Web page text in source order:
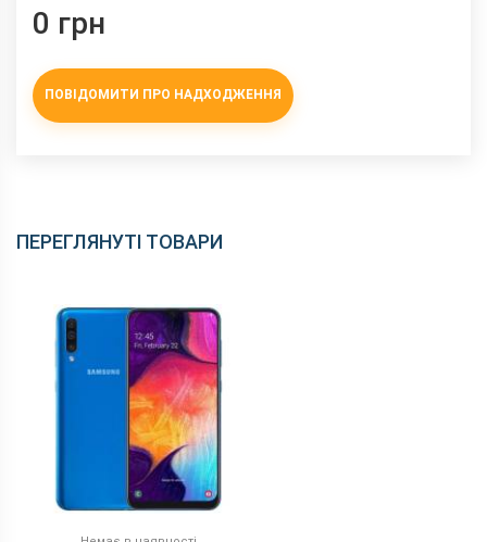
0 грн
ПОВІДОМИТИ ПРО НАДХОДЖЕННЯ
ПЕРЕГЛЯНУТІ ТОВАРИ